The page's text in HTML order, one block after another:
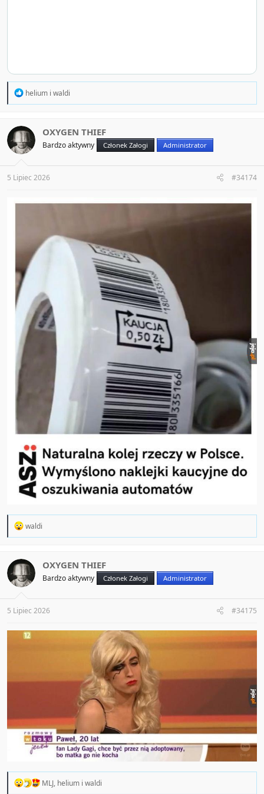
R
t
i
o
s
:
helium i waldi
OXYGEN THIEF
Bardzo aktywny Członek Załogi Administrator
5 Lipiec 2026 #34174
R
t
i
o
s
:
waldi
OXYGEN THIEF
Bardzo aktywny Członek Załogi Administrator
5 Lipiec 2026 #34175
R
MLJ, helium i waldi